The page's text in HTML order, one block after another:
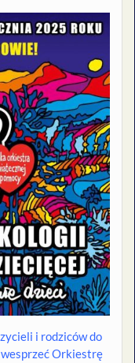
i rodziców do
Orkiestrę